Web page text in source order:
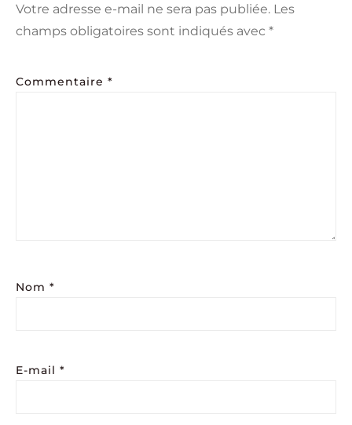
Votre adresse e-mail ne sera pas publiée. Les
champs obligatoires sont indiqués avec *
Commentaire *
Nom *
E-mail *